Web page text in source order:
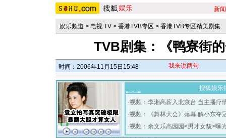
新闻
娱乐频道 > 电视 TV > 香港TVB专区 > 香港TVB专区精美剧集
TVB剧集：《鸭寮街
时间：2006年11月15日15:48 我来说两句
搜狐娱乐
·视频：李湘高薪入北京台 当主播疗
·视频：《舞林大会》落幕 解小东夺
·视频：余文乐高园园<男才女貌>曝